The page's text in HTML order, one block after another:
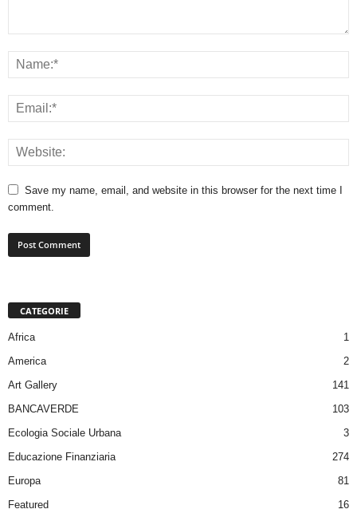
Save my name, email, and website in this browser for the next time I
comment.
CATEGORIE
Africa
1
America
2
Art Gallery
141
BANCAVERDE
103
Ecologia Sociale Urbana
3
Educazione Finanziaria
274
Europa
81
Featured
16